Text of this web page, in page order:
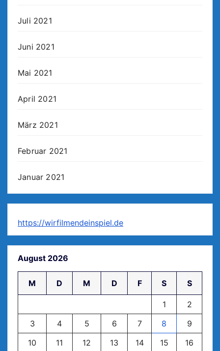
Juli 2021
Juni 2021
Mai 2021
April 2021
März 2021
Februar 2021
Januar 2021
https://wirfilmendeinspiel.de
August 2026
M D M D F S S
1
2
3
4 5 6 7 8
9
10
11 12 13 14 15
16